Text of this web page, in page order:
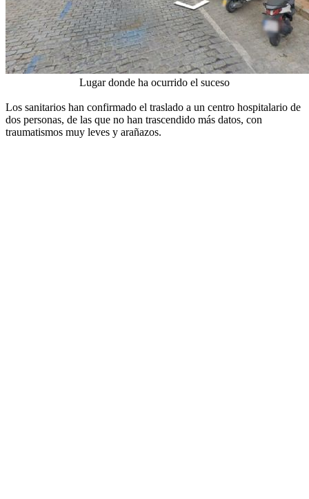
Lugar donde ha ocurrido el suceso
Los sanitarios han confirmado el traslado a un centro hospitalario de
dos personas, de las que no han trascendido más datos, con
traumatismos muy leves y arañazos.